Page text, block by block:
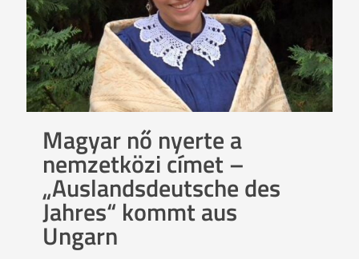
Magyar nő nyerte a
nemzetközi címet –
„Auslandsdeutsche des
Jahres“ kommt aus
Ungarn